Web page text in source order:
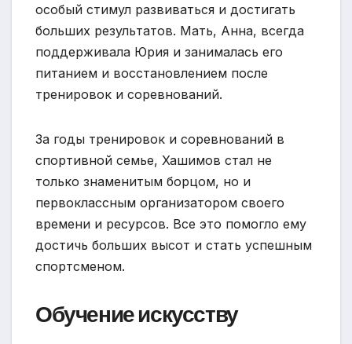
особый стимул развиваться и достигать
больших результатов. Мать, Анна, всегда
поддерживала Юрия и занималась его
питанием и восстановлением после
тренировок и соревнований.
За годы тренировок и соревнований в
спортивной семье, Хашимов стал не
только знаменитым борцом, но и
первоклассным организатором своего
времени и ресурсов. Все это помогло ему
достичь больших высот и стать успешным
спортсменом.
Обучение искусству